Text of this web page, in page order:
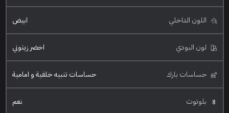
اللون الداخلي ابيض
لون البودي اخضر زيتوني
حساسات بارك حساسات تنبيه خلفية و امامية
بلوتوث نعم